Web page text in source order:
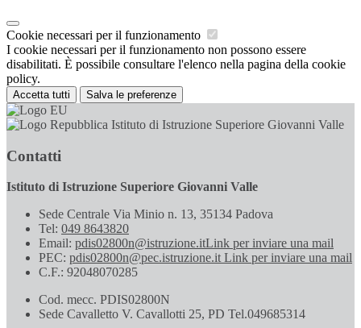
Cookie necessari per il funzionamento
I cookie necessari per il funzionamento non possono essere
disabilitati. È possibile consultare l'elenco nella pagina della cookie
policy.
Accetta tutti Salva le preferenze
Istituto di Istruzione Superiore Giovanni Valle
Contatti
Istituto di Istruzione Superiore Giovanni Valle
Sede Centrale Via Minio n. 13, 35134 Padova
Tel: 049 8643820
Email: pdis02800n@istruzione.itLink per inviare una mail
PEC: pdis02800n@pec.istruzione.itLink per inviare una mail
C.F.: 92048070285
Cod. mecc. PDIS02800N
Sede Cavalletto V. Cavallotti 25, PD Tel.049685314